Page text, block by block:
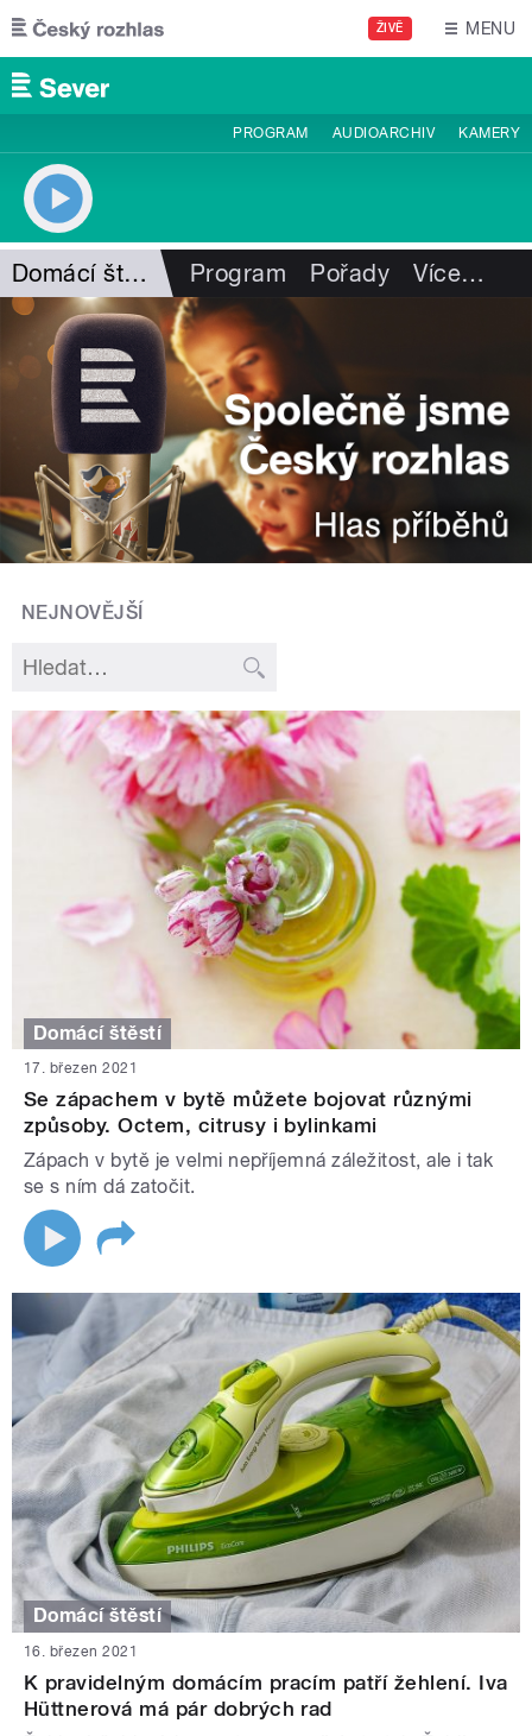
Přejít k hlavnímu obsahu
ŽIVĚ MENU
PROGRAM AUDIOARCHIV KAMERY
Domácí štěstí I. Hüttnerové Program Pořady Více…
NEJNOVĚJŠÍ
Domácí štěstí
17. březen 2021
Se zápachem v bytě můžete bojovat různými
způsoby. Octem, citrusy i bylinkami
Zápach v bytě je velmi nepříjemná záležitost, ale i tak
se s ním dá zatočit.
Domácí štěstí
16. březen 2021
K pravidelným domácím pracím patří žehlení. Iva
Hüttnerová má pár dobrých rad